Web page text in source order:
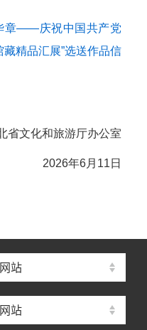
章——庆祝中国共产党
精品汇展”选送作品信
省文化和旅游厅办公室
2026年6月11日
站
站